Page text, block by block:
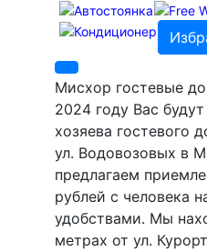
Мисхор гостевые
2024 году Вас
хозяева гостевого
ул. Водовозовых в
предлагаем
рублей с человека
удобствами. Мы
метрах от ул.